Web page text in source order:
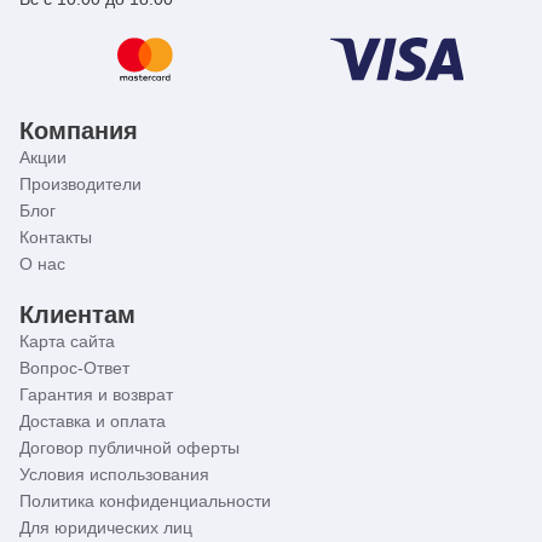
Компания
Акции
Производители
Блог
Контакты
О нас
Клиентам
Карта сайта
Вопрос-Ответ
Гарантия и возврат
Доставка и оплата
Договор публичной оферты
Условия использования
Политика конфиденциальности
Для юридических лиц